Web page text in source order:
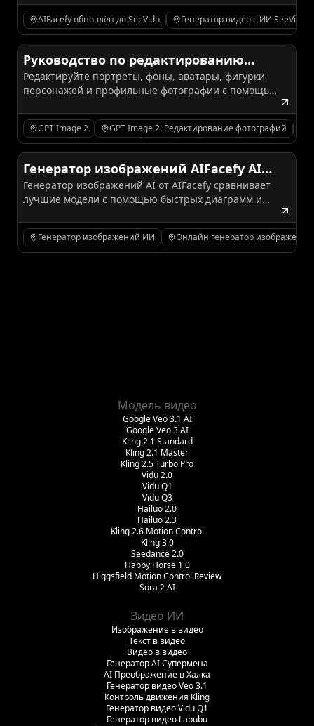
изображениями
маркетологов, команд электронной коммерции и
процессов работы с социальными видео, прежде
чем переходить на него.
AIFacefy обновлён до SeeVido Генератор видео с ИИ SeeVido
Руководство по редактированию
фотографий с GPT Image 2: лучшие
портреты, фоны, экшн-фигурки и
социальные аватары
Редактируйте портреты, фоны, аватары, фигурки
персонажей и профильные фотографии с помощью
GPT Image 2 GPT Image 2: Редактирование фотографий
Генератор изображений AIFacefy AI
2026: Лучшие модели в рейтинге +
Когда использовать каждую из них
Генератор изображений AI от AIFacefy сравнивает
лучшие модели с помощью быстрых диаграмм и
выбрать подходящий движок и сэкономить
кредиты.
Генератор изображений ИИ Онлайн генератор
Модель видео
Google Veo 3.1 AI
Google Veo 3 AI
Kling 2.1 Standard
Kling 2.1 Master
Kling 2.5 Turbo Pro
Vidu 2.0
Vidu Q1
Vidu Q3
Hailuo 2.0
Hailuo 2.3
Kling 2.6 Motion Control
Kling 3.0
Seedance 2.0
Happy Horse 1.0
Higgsfield Motion Control Review
Sora 2 AI
Видео ИИ
Изображение в видео
Текст в видео
Видео в видео
Генератор AI Супермена
AI Преображение в Халка
Генератор видео Veo 3.1
Контроль движения Kling
Генератор видео Vidu Q1
Генератор видео Labubu